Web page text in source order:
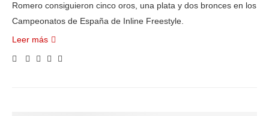
Romero consiguieron cinco oros, una plata y dos bronces en los
Campeonatos de España de Inline Freestyle.
Leer más